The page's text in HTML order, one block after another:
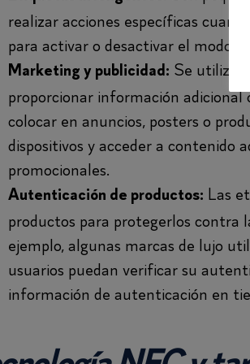
realizar acciones específicas
para activar o desactivar el modo
Marketing y publicidad: Se utilizan
proporcionar información adicional
colocar en anuncios, posters o
dispositivos y acceder a contenido
promocionales.
Autenticación de productos: Las
productos para protegerlos contra
ejemplo, algunas marcas de lujo
usuarios puedan verificar su
información de autenticación en